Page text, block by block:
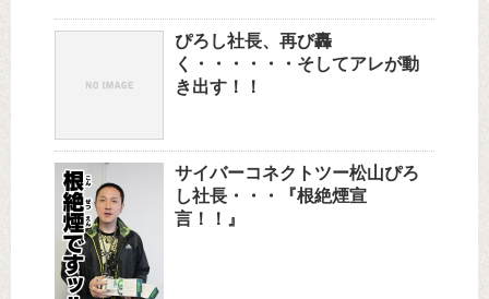
ぴろし社長、再び轟
く・・・・・・そしてアレが動
き出す！！
サイバーコネクトツー松山ぴろ
し社長・・・『根絶煙宣
言！！』